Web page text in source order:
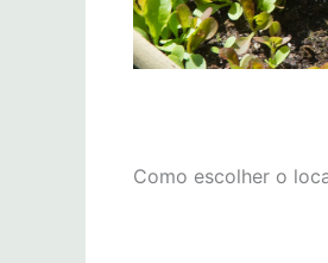
Como escolher o